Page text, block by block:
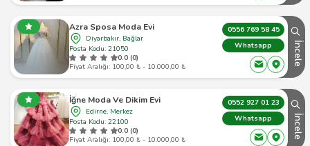
Azra Sposa Moda Evi
Diyarbakır, Bağlar
Posta Kodu: 21050
0.0 (0)
Fiyat Aralığı: 100,00 ₺ - 10.000,00 ₺
0556 769 58 45
Whatsapp
İncele
İğne Moda Ve Dikim Evi
Edirne, Merkez
Posta Kodu: 22100
0.0 (0)
Fiyat Aralığı: 100,00 ₺ - 10.000,00 ₺
0552 927 01 23
Whatsapp
İncele